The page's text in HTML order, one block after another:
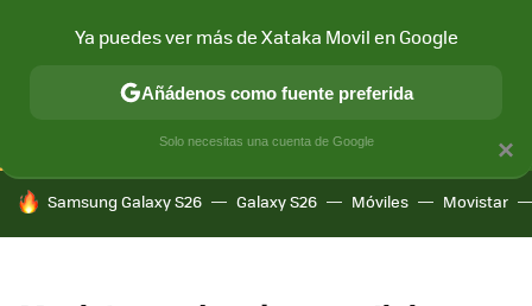
CONECTIVIDAD MÓVIL Y SOCIEDAD APLICACIONES
HOY SE HABLA DE
Samsung Galaxy S26 Galaxy S26 Móviles Movistar
×
Ya puedes ver más de Xataka Movil en Google
Añádenos como fuente preferida
Solo necesitas una cuenta de Google